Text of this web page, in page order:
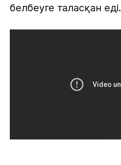
белбеуге таласқан еді.